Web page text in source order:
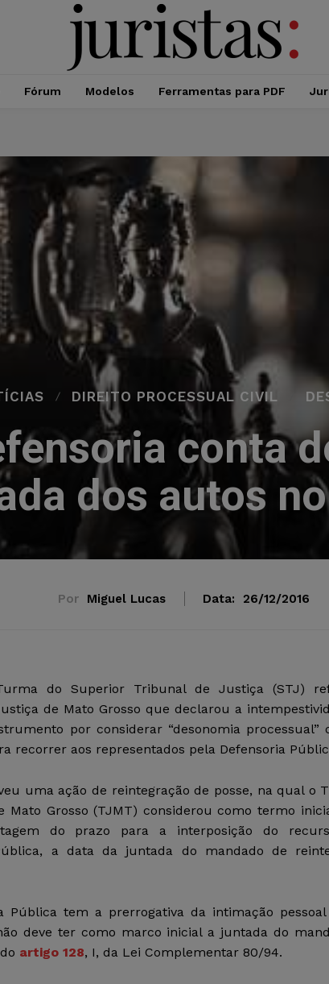
Fórum Modelos Ferramentas para PDF
DIREITO PROCESSUAL CIVIL
conta
dos autos
Por Miguel Lucas Data: 26/12/2016
do Superior Tribunal de Justiça (STJ)
de Mato Grosso que declarou a
por considerar “desonomia processual”
recorrer aos representados pela Defensoria
uma ação de reintegração de posse, na qual o
Mato Grosso (TJMT) considerou como termo
do prazo para a interposição do
a data da juntada do mandado de
Pública tem a prerrogativa da intimação
deve ter como marco inicial a juntada do
artigo 128, I, da Lei Complementar 80/94.